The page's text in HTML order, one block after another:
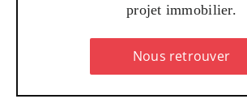
projet immobilier.
Nous retrouver